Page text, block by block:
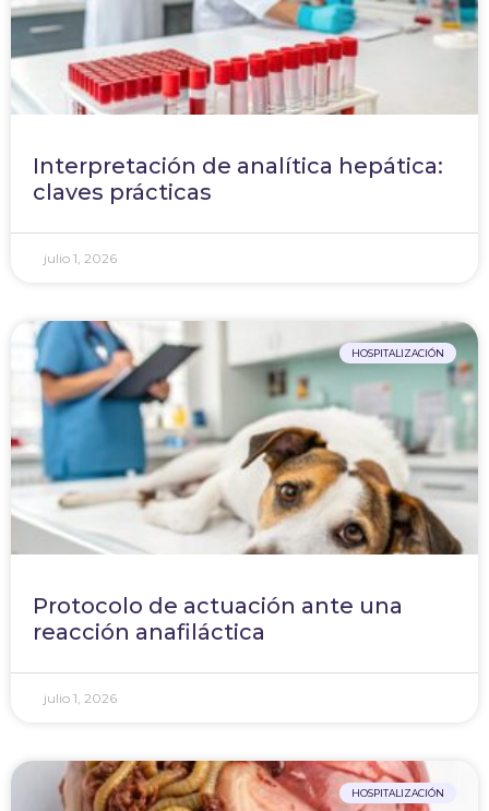
Interpretación de analítica hepática:
claves prácticas
julio 1, 2026
HOSPITALIZACIÓN
Protocolo de actuación ante una
reacción anafiláctica
julio 1, 2026
HOSPITALIZACIÓN